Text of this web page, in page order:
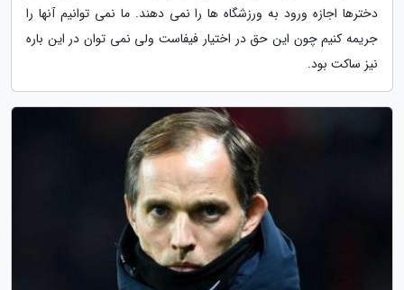
دخترها اجازه ورود به ورزشگاه ها را نمی دهند. ما نمی توانیم آنها را
جریمه کنیم چون این حق در اختیار فیفاست ولی نمی توان در این باره
نیز ساکت بود.